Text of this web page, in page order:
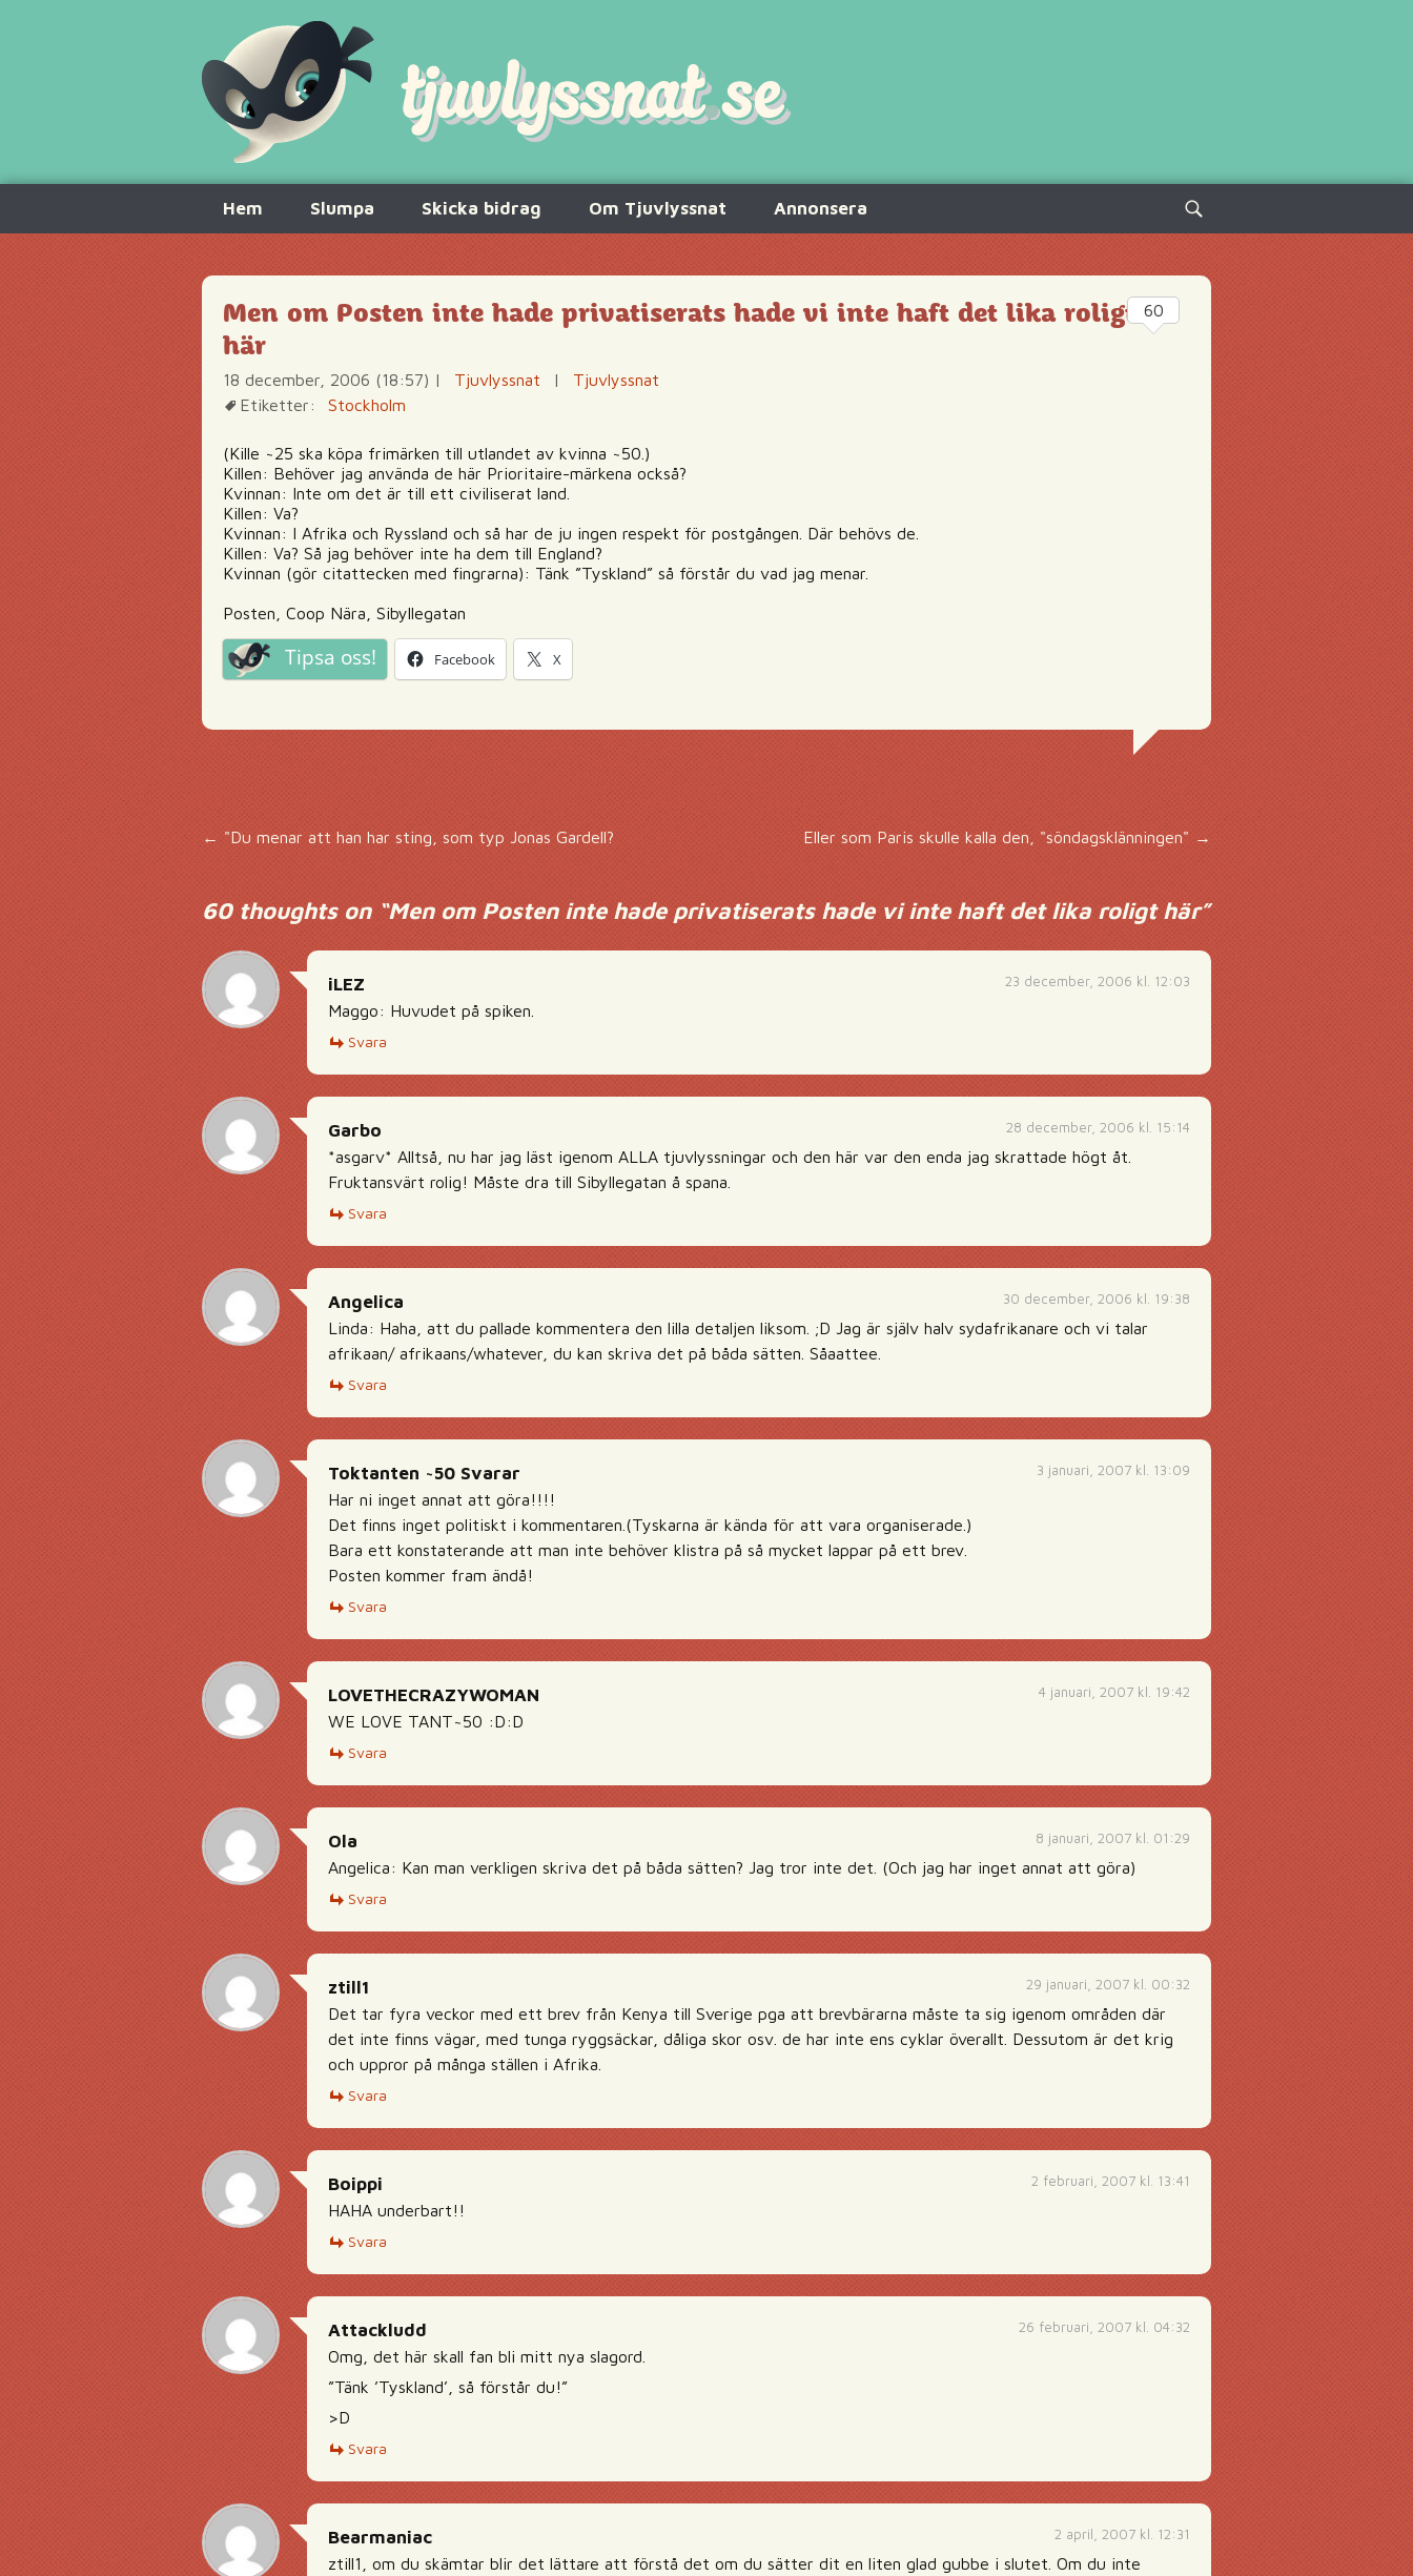
innehåll
Hem Slumpa Skicka bidrag Om Tjuvlyssnat Annonsera
Sök
efter:
Men om Posten inte hade privatiserats hade vi inte haft det lika roligt
här
18 december, 2006 (18:57) | Tjuvlyssnat |
Tjuvlyssnat
Etiketter:
Stockholm
(Kille ~25 ska köpa frimärken till utlandet av kvinna ~50.)
Killen: Behöver jag använda de här Prioritaire-märkena också?
Kvinnan: Inte om det är till ett civiliserat land.
Killen: Va?
Kvinnan: I Afrika och Ryssland och så har de ju ingen respekt för postgången. Där behövs de.
Killen: Va? Så jag behöver inte ha dem till England?
Kvinnan (gör citattecken med fingrarna): Tänk ”Tyskland” så förstår du vad jag menar.
Posten, Coop Nära, Sibyllegatan
Tipsa oss! Facebook X
60
Inläggsnavigering
←"Du menar att han har sting, som typ Jonas Gardell? Eller som Paris skulle kalla den, "söndagsklänningen"→
60 thoughts on “Men om Posten inte hade privatiserats hade vi inte haft det lika roligt här”
23 december, 2006 kl. 12:03
iLEZ
Maggo: Huvudet på spiken.
Svara
28 december, 2006 kl. 15:14
Garbo
*asgarv* Alltså, nu har jag läst igenom ALLA tjuvlyssningar och den här var den enda jag skrattade högt åt.
Fruktansvärt rolig! Måste dra till Sibyllegatan å spana.
Svara
30 december, 2006 kl. 19:38
Angelica
Linda: Haha, att du pallade kommentera den lilla detaljen liksom. ;D Jag är själv halv sydafrikanare och vi talar
afrikaan/ afrikaans/whatever, du kan skriva det på båda sätten. Såaattee.
Svara
3 januari, 2007 kl. 13:09
Toktanten ~50 Svarar
Har ni inget annat att göra!!!!
Det finns inget politiskt i kommentaren.(Tyskarna är kända för att vara organiserade.)
Bara ett konstaterande att man inte behöver klistra på så mycket lappar på ett brev.
Posten kommer fram ändå!
Svara
4 januari, 2007 kl. 19:42
LOVETHECRAZYWOMAN
WE LOVE TANT~50 :D:D
Svara
8 januari, 2007 kl. 01:29
Ola
Angelica: Kan man verkligen skriva det på båda sätten? Jag tror inte det. (Och jag har inget annat att göra)
Svara
29 januari, 2007 kl. 00:32
ztill1
Det tar fyra veckor med ett brev från Kenya till Sverige pga att brevbärarna måste ta sig igenom områden där
det inte finns vägar, med tunga ryggsäckar, dåliga skor osv. de har inte ens cyklar överallt. Dessutom är det krig
och uppror på många ställen i Afrika.
Svara
2 februari, 2007 kl. 13:41
Boippi
HAHA underbart!!
Svara
26 februari, 2007 kl. 04:32
Attackludd
Omg, det här skall fan bli mitt nya slagord.
”Tänk ’Tyskland’, så förstår du!”
>D
Svara
2 april, 2007 kl. 12:31
Bearmaniac
ztill1, om du skämtar blir det lättare att förstå det om du sätter dit en liten glad gubbe i slutet. Om du inte